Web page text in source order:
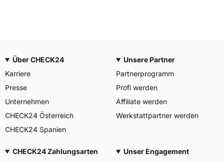
Über CHECK24
Karriere
Presse
Unternehmen
CHECK24 Österreich
CHECK24 Spanien
Unsere Partner
Partnerprogramm
Profi werden
Affiliate werden
Werkstattpartner werden
CHECK24 Zahlungsarten
Unser Engagement